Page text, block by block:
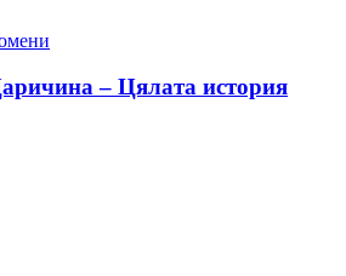
– Цялата история